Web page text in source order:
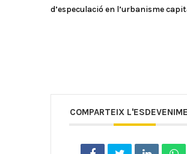
d’especulació en l’urbanisme
COMPARTEIX